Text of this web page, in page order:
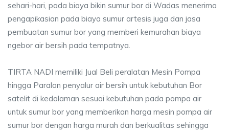
sehari-hari, pada biaya bikin sumur bor di Wadas menerima
pengapikasian pada biaya sumur artesis juga dan jasa
pembuatan sumur bor yang memberi kemurahan biaya
ngebor air bersih pada tempatnya.
TIRTA NADI memiliki Jual Beli peralatan Mesin Pompa
hingga Paralon penyalur air bersih untuk kebutuhan Bor
satelit di kedalaman sesuai kebutuhan pada pompa air
untuk sumur bor yang memberikan harga mesin pompa air
sumur bor dengan harga murah dan berkualitas sehingga